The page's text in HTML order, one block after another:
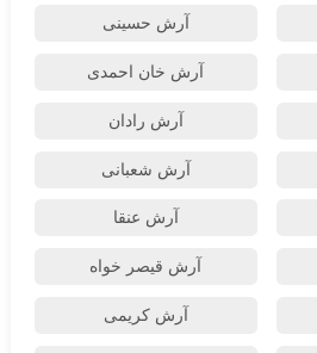
آرش حسینی
آرش خان احمدی
آرش رادان
آرش شعبانی
آرش عنقا
آرش قیصر خواه
آرش کریمی